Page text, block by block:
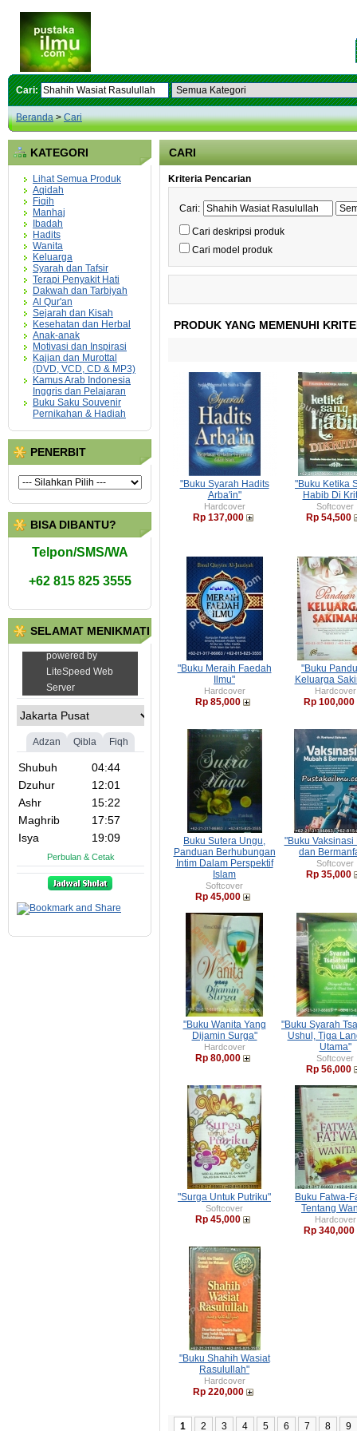
Cari:
Beranda>Cari
KATEGORI
Lihat Semua Produk
Aqidah
Fiqih
Manhaj
Ibadah
Hadits
Wanita
Keluarga
Syarah dan Tafsir
Terapi Penyakit Hati
Dakwah dan Tarbiyah
Al Qur'an
Sejarah dan Kisah
Kesehatan dan Herbal
Anak-anak
Motivasi dan Inspirasi
Kajian dan Murottal
(DVD, VCD, CD & MP3)
Kamus Arab Indonesia
Inggris dan Pelajaran
Buku Saku Souvenir
Pernikahan & Hadiah
PENERBIT
BISA DIBANTU?
Telpon/SMS/WA
+62 815 825 3555
SELAMAT MENIKMATI
CARI
Kriteria Pencarian
Cari:
Cari deskripsi produk
Cari model produk
PRODUK YANG MEMENUHI
"Buku Syarah Hadits
Arba'in"
Hardcover
Rp 137,000
"Buku Ketika
Habib Di
Softcover
Rp 54,500
"Buku Meraih Faedah
Ilmu"
Hardcover
Rp 85,000
"Buku
Keluarga
Hardcover
Rp 100,000
Buku Sutera Ungu,
Panduan Berhubungan
Intim Dalam Perspektif
Islam
Softcover
Rp 45,000
"Buku Vaksinasi
dan
Softcover
Rp 35,000
"Buku Wanita Yang
Dijamin Surga"
Hardcover
Rp 80,000
"Buku Syarah
Ushul, Tiga
Utama"
Softcover
Rp 56,000
"Surga Untuk Putriku"
Softcover
Rp 45,000
Buku Fatwa-
Tentang
Hardcover
Rp 340,000
"Buku Shahih Wasiat
Rasulullah"
Hardcover
Rp 220,000
1 2 3 4 5 6 7 8 9